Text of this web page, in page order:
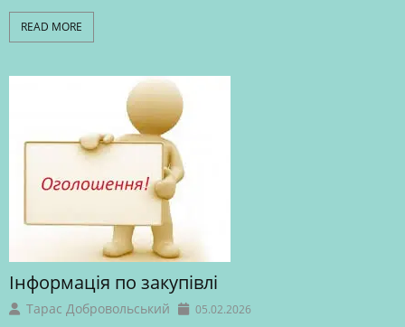
READ MORE
Інформація по закупівлі
Тарас Добровольський 05.02.2026